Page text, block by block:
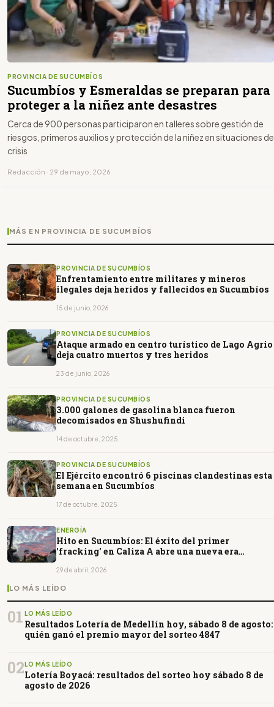
PROVINCIA DE SUCUMBÍOS
Sucumbíos y Esmeraldas se preparan para
proteger a la niñez ante desastres
Cerca de 900 personas participaron en talleres sobre gestión de
riesgos, primeros auxilios y protección de la niñez en situaciones de
crisis
Redacción · 29 de mayo, 2026
MÁS EN PROVINCIA DE SUCUMBÍOS
PROVINCIA DE SUCUMBÍOS
Enfrentamiento entre militares y mineros
ilegales deja heridos y fallecidos en Sucumbíos
15 de junio, 2026
PROVINCIA DE SUCUMBÍOS
Ataque armado en centro turístico de Lago Agrio
deja cuatro muertos y tres heridos
23 de junio, 2026
PROVINCIA DE SUCUMBÍOS
3.000 galones de gasolina blanca fueron
decomisados en Shushufindi
14 de octubre, 2025
PROVINCIA DE SUCUMBÍOS
El Ejército encontró 6 piscinas clandestinas esta
semana en Sucumbíos
17 de octubre, 2025
ENERGÍA
Hito en Sucumbíos: El éxito del primer
'fracking' en Caliza A abre una nueva era
29 de abril, 2026
LO MÁS LEÍDO
01 LO MÁS LEÍDO
Resultados Lotería de Medellín hoy, sábado 8 de agosto:
quién ganó el premio mayor del sorteo 4847
02 LO MÁS LEÍDO
Lotería Boyacá: resultados del sorteo hoy sábado 8 de
agosto de 2026